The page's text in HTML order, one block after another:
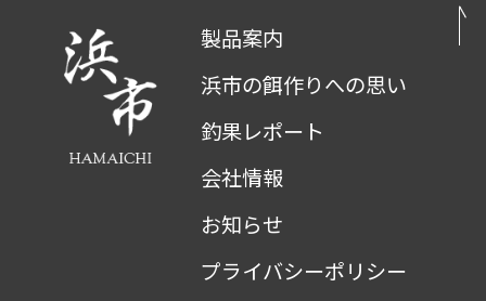
製品案内
浜市の餌作りへの思い
釣果レポート
会社情報
お知らせ
プライバシーポリシー